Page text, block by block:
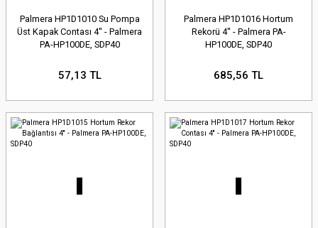
Palmera HP1D1010 Su Pompa
Üst Kapak Contası 4'' - Palmera
PA-HP100DE, SDP40
57,13 TL
Palmera HP1D1016 Hortum
Rekorü 4'' - Palmera PA-
HP100DE, SDP40
685,56 TL